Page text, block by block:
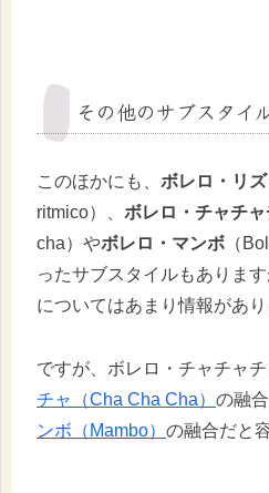
その他のサブスタイ
このほかにも、 ボレロ・リズ
ritmico）、 ボレロ・チャチャ
cha）やボレロ・マンボ （
ったサブスタイルもありま
についてはあまり情報があり
ですが、ボレロ・チャチャ
チャ
（Cha Cha Cha） の融
ンボ（Mambo） の融合だと